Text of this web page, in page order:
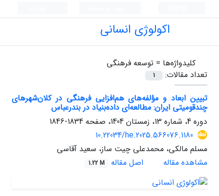
اکولوژی انسانی
کلیدواژه‌ها = توسعه فرهنگی
تعداد مقالات:
1
تبیین ابعاد و مؤلفه‌های هم‌افزایی فرهنگی در کلان‌شهرهای
چندقومیتی ایران: مطالعه‌ای داده‌بنیاد در بندرعباس
دوره 4، شماره 13، زمستان 1404، صفحه
1834-1846
10.22034/he.2025.566076.1180
مسلم مالکی، محمدعلی چیت ساز، سعید آقاسی
مشاهده مقاله
اصل مقاله 1.22 M